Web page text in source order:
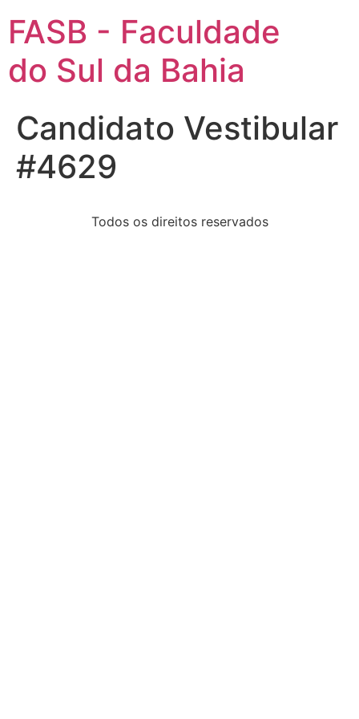
FASB - Faculdade
do Sul da Bahia
Candidato Vestibular
#4629
Todos os direitos reservados